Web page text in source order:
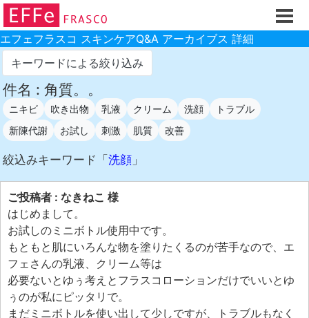
ホーム
ご注文フォーム
初回割引
製品のご案内
お買い物ガイド
スキンケアQ&Aアーカイブス
製品レビュー
スキンケア基礎講座
コスメ辞典 化粧品成分検索
ご購入履歴
ご登録情報
ご紹介(アフェリエイト)制度
エフェ研究所について
エフェフラスコ スキンケアQ&A アーカイブス 詳細
キーワードによる絞り込み
件名 : 角質。。
ニキビ 吹き出物 乳液 クリーム 洗顔
トラブル
新陳代謝
お試し 刺激 肌質 改善
絞込みキーワード「 洗顔 」
ご投稿者 : なきねこ 様
はじめまして。
お試しのミニボトル使用中です。
もともと肌にいろんな物を塗りたくるのが苦手なので、エ
フェさんの乳液、クリーム等は
必要ないとゆぅ考えとフラスコローションだけでいいとゆ
ぅのが私にピッタリで。
まだミニボトルを使い出して少しですが、トラブルもなく